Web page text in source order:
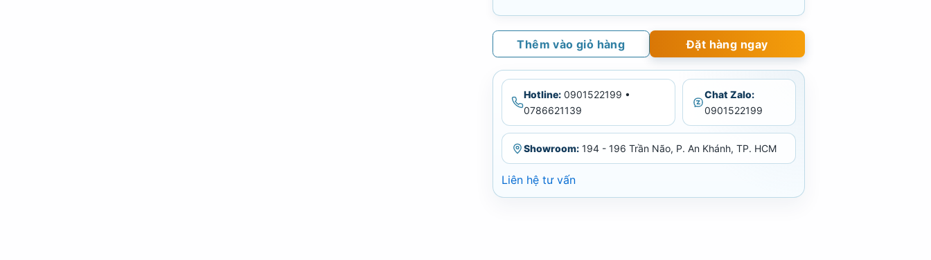
Thêm vào giỏ hàng Đặt hàng ngay
Hotline: 0901522199 •
0786621139
Chat Zalo:
0901522199
Showroom: 194 - 196 Trần Não, P. An Khánh, TP. HCM
Liên hệ tư vấn